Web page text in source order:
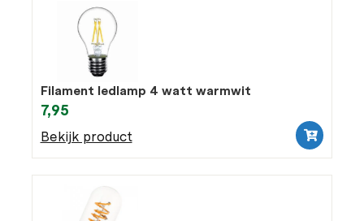
Filament ledlamp 4 watt warmwit
7,95
Bekijk product